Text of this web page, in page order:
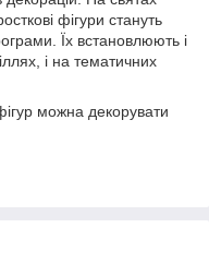
фігури стануть
Їх встановлюють і
і на тематичних
можна декорувати